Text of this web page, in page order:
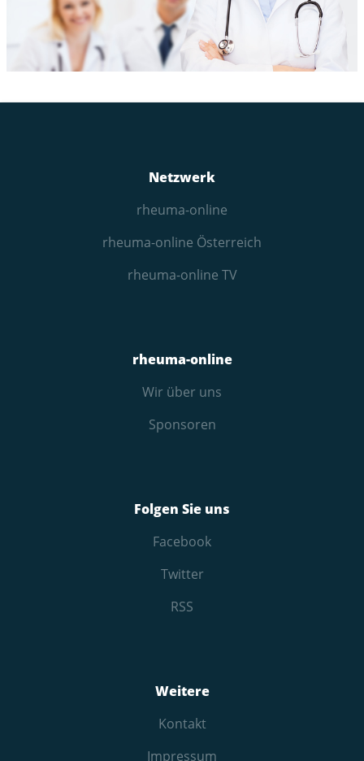
Netzwerk
rheuma-online
rheuma-online Österreich
rheuma-online TV
rheuma-online
Wir über uns
Sponsoren
Folgen Sie uns
Facebook
Twitter
RSS
Weitere
Kontakt
Impressum